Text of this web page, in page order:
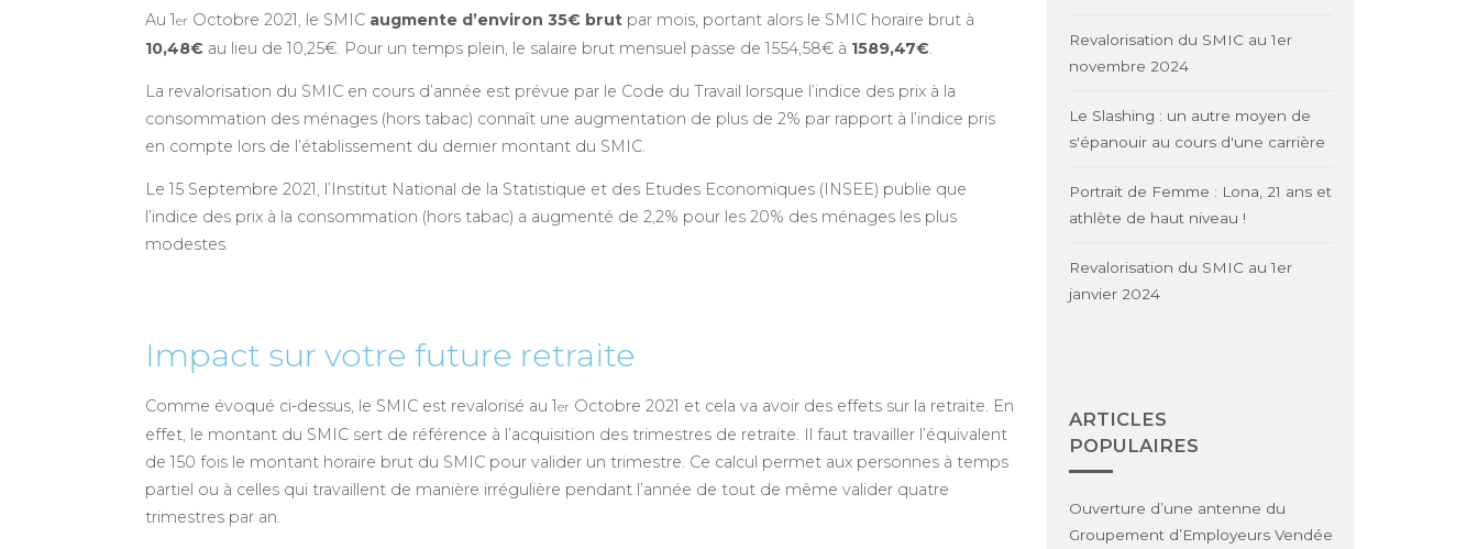
Au 1er Octobre 2021, le SMIC augmente d’environ 35€ brut par mois, portant alors le SMIC horaire brut à
10,48€ au lieu de 10,25€. Pour un temps plein, le salaire brut mensuel passe de 1554,58€ à 1589,47€.
La revalorisation du SMIC en cours d’année est prévue par le Code du Travail lorsque l’indice des prix à la
consommation des ménages (hors tabac) connaît une augmentation de plus de 2% par rapport à l’indice pris
en compte lors de l’établissement du dernier montant du SMIC.
Le 15 Septembre 2021, l’Institut National de la Statistique et des Etudes Economiques (INSEE) publie que
l’indice des prix à la consommation (hors tabac) a augmenté de 2,2% pour les 20% des ménages les plus
modestes.
Impact sur votre future retraite
Comme évoqué ci-dessus, le SMIC est revalorisé au 1er Octobre 2021 et cela va avoir des effets sur la retraite. En
effet, le montant du SMIC sert de référence à l’acquisition des trimestres de retraite. Il faut travailler l’équivalent
de 150 fois le montant horaire brut du SMIC pour valider un trimestre. Ce calcul permet aux personnes à temps
partiel ou à celles qui travaillent de manière irrégulière pendant l’année de tout de même valider quatre
trimestres par an.
Revalorisation du SMIC au 1er
novembre 2024
Le Slashing : un autre moyen de
s'épanouir au cours d'une carrière
Portrait de Femme : Lona, 21 ans et
athlète de haut niveau !
Revalorisation du SMIC au 1er
janvier 2024
ARTICLES
POPULAIRES
Ouverture d’une antenne du
Groupement d’Employeurs Vendée